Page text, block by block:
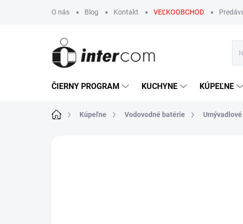
O nás Blog Kontakt VEĽKOOBCHOD
ČIERNY PROGRAM KUCHYNE KÚPEĽNE
DomovKúpeľne Vodovodné batérie Umývadlové